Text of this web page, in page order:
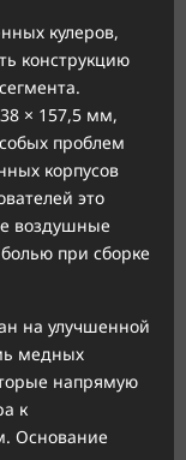
кулеров,
конструкцию
× 157,5 мм,
проблем
корпусов
это
воздушные
при сборке
на улучшенной
медных
напрямую
к
Основание